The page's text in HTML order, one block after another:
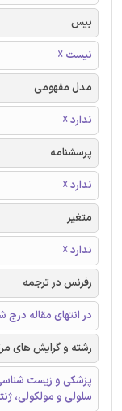
بیس
نیست ☓
مدل مفهومی
ندارد ☓
پرسشنامه
ندارد ☓
متغیر
ندارد ☓
رفرنس در ترجمه
در انتهای مقاله
رشته و گرایش های
پزشکی و زیست
سلولی و مولکولی،